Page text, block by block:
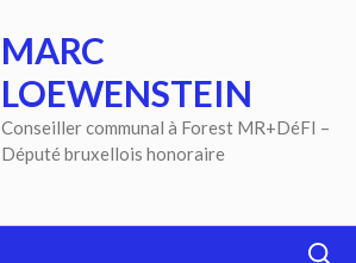
MARC
LOEWENSTEIN
Conseiller communal à Forest MR+DéFI –
Député bruxellois honoraire